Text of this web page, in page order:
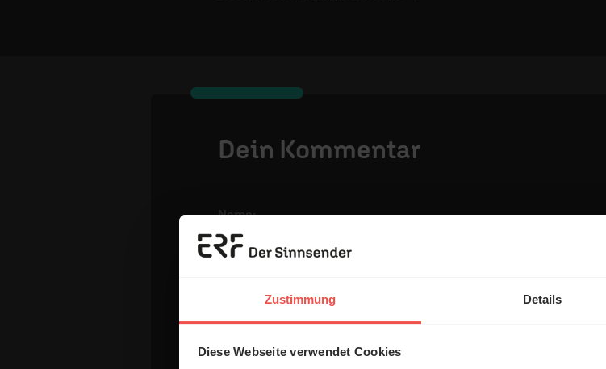
Zustimmung Details
Diese Webseite verwendet Cookies
Dein Kommentar
Name: